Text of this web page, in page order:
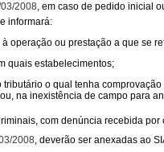
2008, em caso de pedido inicial
informará:
operação ou prestação a que se
quais estabelecimentos;
o qual tenha
na inexistência de campo para
com denúncia recebida
2008, deverão ser anexadas ao